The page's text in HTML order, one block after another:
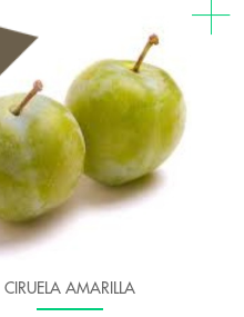
CIRUELA AMARILLA